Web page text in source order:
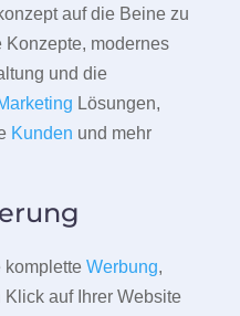
auf die Beine zu
modernes
und die
Lösungen,
Kunden und mehr
komplette Werbung,
auf Ihrer Website